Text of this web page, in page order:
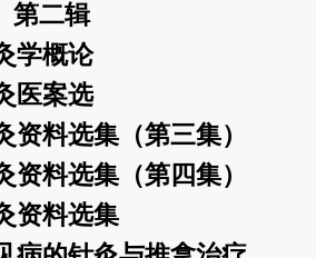
第二辑
学概论
医案选
资料选集（第三集）
资料选集（第四集）
资料选集